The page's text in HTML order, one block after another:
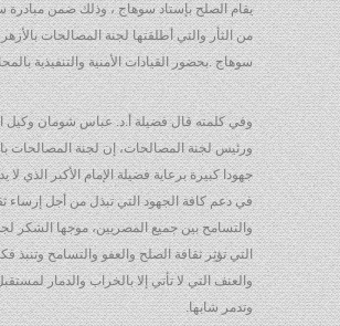
يقام الصلح بإستاد سوهاج ، وذلك ضمن مبادرة
من الثأر والتي أطلقتها لجنة المصالحات بالأزهر
سوهاج .بحضور القيادات الأمنية والتنفيذية
وفي كلمته قال فضيلة أ.د. عباس شومان وكيل
ورئيس لجنة المصالحات، إن لجنة المصالحات
جهودا كبيرة برعاية فضيلة الإمام الأكبر الذي لا
في دعم كافة الجهود التي تبذل من أجل إرساء
والتسامح بين جميع المصريين، موجها الشكر
التي تؤثِر ثقافة الصلح والعفو والتسامح وتنبذ
والعنف التي لا تأتي إلا بالخراب والدمار لمستقبل
وتدمر شابها.